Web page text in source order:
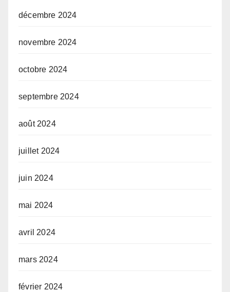
décembre 2024
novembre 2024
octobre 2024
septembre 2024
août 2024
juillet 2024
juin 2024
mai 2024
avril 2024
mars 2024
février 2024